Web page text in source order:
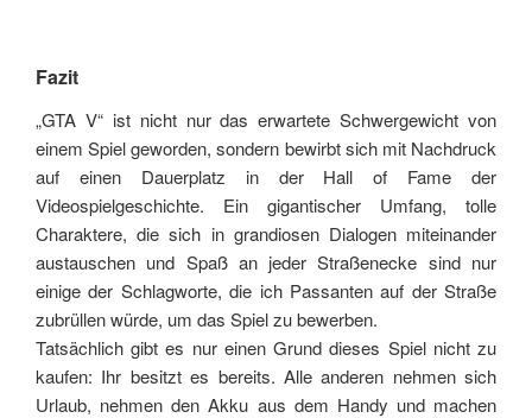
Fazit
„GTA V“ ist nicht nur das erwartete Schwergewicht von
einem Spiel geworden, sondern bewirbt sich mit Nachdruck
auf einen Dauerplatz in der Hall of Fame der
Videospielgeschichte. Ein gigantischer Umfang, tolle
Charaktere, die sich in grandiosen Dialogen miteinander
austauschen und Spaß an jeder Straßenecke sind nur
einige der Schlagworte, die ich Passanten auf der Straße
zubrüllen würde, um das Spiel zu bewerben.
Tatsächlich gibt es nur einen Grund dieses Spiel nicht zu
kaufen: Ihr besitzt es bereits. Alle anderen nehmen sich
Urlaub, nehmen den Akku aus dem Handy und machen